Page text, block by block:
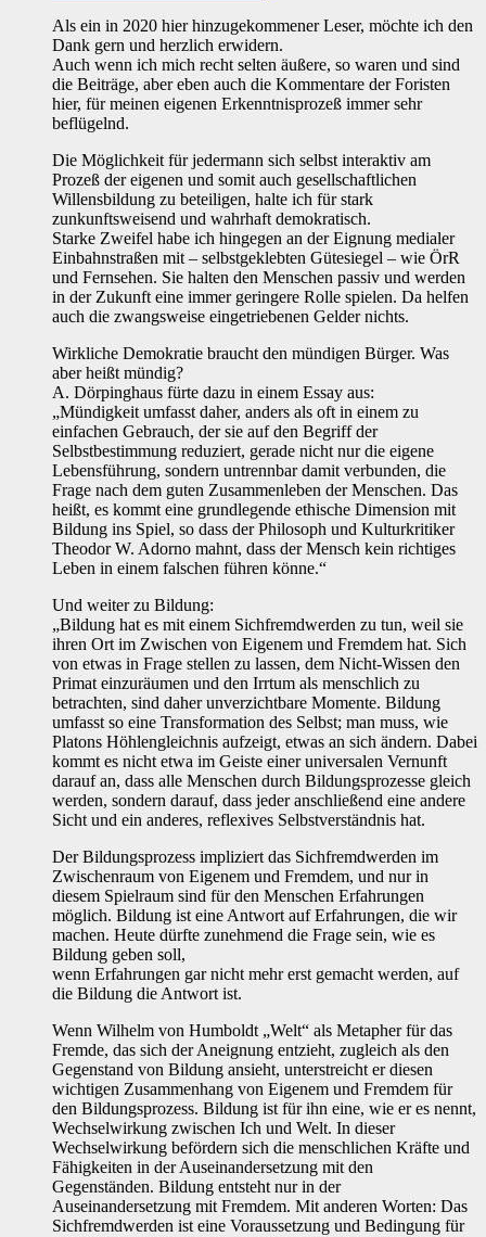
Als ein in 2020 hier hinzugekommener Leser, möchte ich den
Dank gern und herzlich erwidern.
Auch wenn ich mich recht selten äußere, so waren und sind
die Beiträge, aber eben auch die Kommentare der Foristen
hier, für meinen eigenen Erkenntnisprozeß immer sehr
beflügelnd.
Die Möglichkeit für jedermann sich selbst interaktiv am
Prozeß der eigenen und somit auch gesellschaftlichen
Willensbildung zu beteiligen, halte ich für stark
zunkunftsweisend und wahrhaft demokratisch.
Starke Zweifel habe ich hingegen an der Eignung medialer
Einbahnstraßen mit – selbstgeklebten Gütesiegel – wie ÖrR
und Fernsehen. Sie halten den Menschen passiv und werden
in der Zukunft eine immer geringere Rolle spielen. Da helfen
auch die zwangsweise eingetriebenen Gelder nichts.
Wirkliche Demokratie braucht den mündigen Bürger. Was
aber heißt mündig?
A. Dörpinghaus fürte dazu in einem Essay aus:
„Mündigkeit umfasst daher, anders als oft in einem zu
einfachen Gebrauch, der sie auf den Begriff der
Selbstbestimmung reduziert, gerade nicht nur die eigene
Lebensführung, sondern untrennbar damit verbunden, die
Frage nach dem guten Zusammenleben der Menschen. Das
heißt, es kommt eine grundlegende ethische Dimension mit
Bildung ins Spiel, so dass der Philosoph und Kulturkritiker
Theodor W. Adorno mahnt, dass der Mensch kein richtiges
Leben in einem falschen führen könne.“
Und weiter zu Bildung:
„Bildung hat es mit einem Sichfremdwerden zu tun, weil sie
ihren Ort im Zwischen von Eigenem und Fremdem hat. Sich
von etwas in Frage stellen zu lassen, dem Nicht-Wissen den
Primat einzuräumen und den Irrtum als menschlich zu
betrachten, sind daher unverzichtbare Momente. Bildung
umfasst so eine Transformation des Selbst; man muss, wie
Platons Höhlengleichnis aufzeigt, etwas an sich ändern. Dabei
kommt es nicht etwa im Geiste einer universalen Vernunft
darauf an, dass alle Menschen durch Bildungsprozesse gleich
werden, sondern darauf, dass jeder anschließend eine andere
Sicht und ein anderes, reflexives Selbstverständnis hat.
Der Bildungsprozess impliziert das Sichfremdwerden im
Zwischenraum von Eigenem und Fremdem, und nur in
diesem Spielraum sind für den Menschen Erfahrungen
möglich. Bildung ist eine Antwort auf Erfahrungen, die wir
machen. Heute dürfte zunehmend die Frage sein, wie es
Bildung geben soll,
wenn Erfahrungen gar nicht mehr erst gemacht werden, auf
die Bildung die Antwort ist.
Wenn Wilhelm von Humboldt „Welt“ als Metapher für das
Fremde, das sich der Aneignung entzieht, zugleich als den
Gegenstand von Bildung ansieht, unterstreicht er diesen
wichtigen Zusammenhang von Eigenem und Fremdem für
den Bildungsprozess. Bildung ist für ihn eine, wie er es nennt,
Wechselwirkung zwischen Ich und Welt. In dieser
Wechselwirkung befördern sich die menschlichen Kräfte und
Fähigkeiten in der Auseinandersetzung mit den
Gegenständen. Bildung entsteht nur in der
Auseinandersetzung mit Fremdem. Mit anderen Worten: Das
Sichfremdwerden ist eine Voraussetzung und Bedingung für